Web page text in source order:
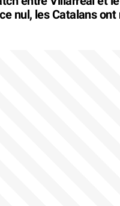
nul, les Catalans